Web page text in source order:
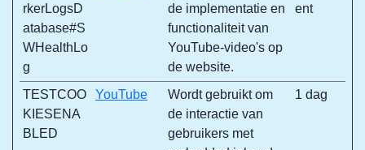
rkerLogsD
atabase#S
WHealthLo
g
de implementatie en
functionaliteit van
YouTube-video's op
de website.
ent
TESTCOO
KIESENA
BLED
YouTube
Wordt gebruikt om
de interactie van
gebruikers met
1 dag